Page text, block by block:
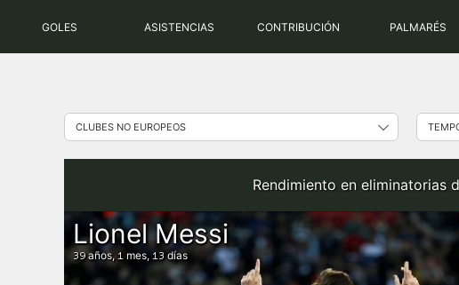
GOLES ASISTENCIAS CONTRIBUCIÓN PALMARÉS
Rendimiento en eliminatorias
Lionel Messi
39años, 1 mes, 13 días